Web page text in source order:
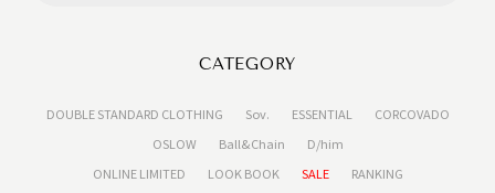
CATEGORY
DOUBLE STANDARD CLOTHING Sov. ESSENTIAL
CORCOVADO
OSLOW
Ball&Chain
D/him
ONLINE LIMITED
LOOK BOOK SALE
RANKING